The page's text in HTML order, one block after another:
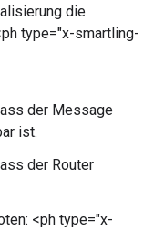
die
type="x-smartling-
der Message
ist.
der Router
<ph type="x-